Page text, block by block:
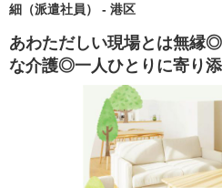
細（派遣社員） - 港区
あわただしい現場とは無縁
な介護◎一人ひとりに寄り